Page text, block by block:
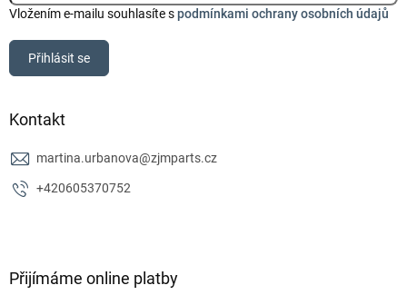
Vložením e-mailu souhlasíte spodmínkami ochrany osobních údajů
Přihlásit se
Kontakt
martina.urbanova@zjmparts.cz
+420605370752
Přijímáme online platby